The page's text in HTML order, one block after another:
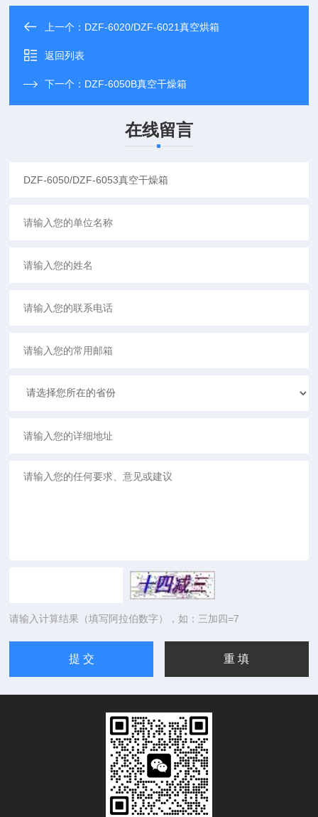
上一个： DZF-6020/DZF-6021真空烘箱
返回列表
下一个： DZF-6050B真空干燥箱
在线留言
请输入计算结果（填写阿拉伯数字），如：三加四=7